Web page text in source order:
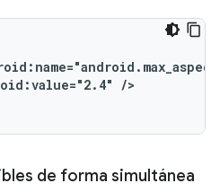
/>
de forma simultánea